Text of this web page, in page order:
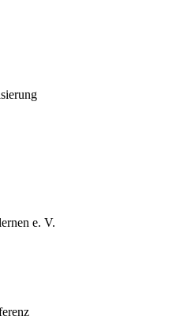
e. V.